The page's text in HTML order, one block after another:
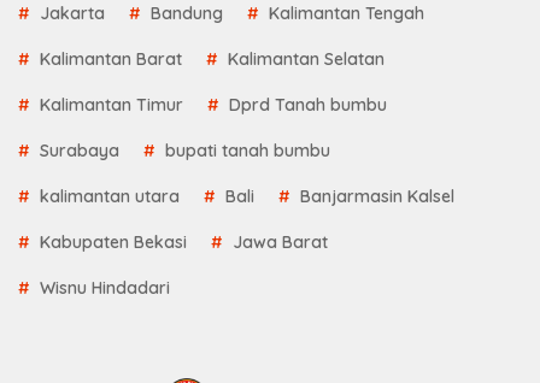
Jakarta Bandung Kalimantan Tengah
Kalimantan Barat Kalimantan Selatan
Kalimantan Timur Dprd Tanah bumbu
Surabaya bupati tanah bumbu
kalimantan utara Bali Banjarmasin Kalsel
Kabupaten Bekasi Jawa Barat
Wisnu Hindadari